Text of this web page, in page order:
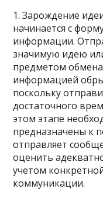
1. Зарождение
начинается с
информации.
значимую идею
предметом
информацией
поскольку
достаточного
этом этапе
предназначены к
отправляет
оценить
учетом
коммуникации.